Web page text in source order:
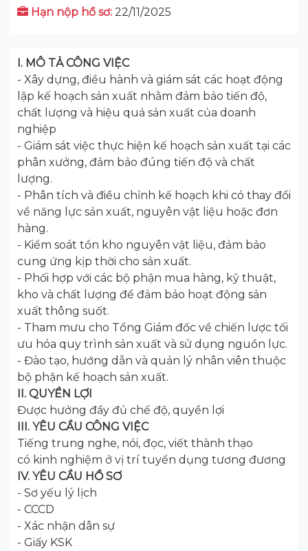
Hạn nộp hồ sơ: 22/11/2025
I. MÔ TẢ CÔNG VIỆC
- Xây dựng, điều hành và giám sát các hoạt động
lập kế hoạch sản xuất nhằm đảm bảo tiến độ,
chất lượng và hiệu quả sản xuất của doanh
nghiệp
- Giám sát việc thực hiện kế hoạch sản xuất tại các
phân xưởng, đảm bảo đúng tiến độ và chất
lượng.
- Phân tích và điều chỉnh kế hoạch khi có thay đổi
về năng lực sản xuất, nguyên vật liệu hoặc đơn
hàng.
- Kiểm soát tồn kho nguyên vật liệu, đảm bảo
cung ứng kịp thời cho sản xuất.
- Phối hợp với các bộ phận mua hàng, kỹ thuật,
kho và chất lượng để đảm bảo hoạt động sản
xuất thông suốt.
- Tham mưu cho Tổng Giám đốc về chiến lược tối
ưu hóa quy trình sản xuất và sử dụng nguồn lực.
- Đào tạo, hướng dẫn và quản lý nhân viên thuộc
bộ phận kế hoạch sản xuất.
II. QUYỀN LỢI
Được hưởng đầy đủ chế độ, quyền lợi
III. YÊU CẦU CÔNG VIỆC
Tiếng trung nghe, nói, đọc, viết thành thạo
có kinh nghiệm ở vị trí tuyển dụng tương đương
IV. YÊU CẦU HỒ SƠ
- Sơ yếu lý lịch
- CCCD
- Xác nhận dân sự
- Giấy KSK